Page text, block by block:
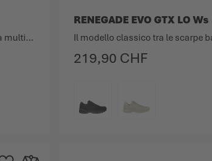
La nuova versione della leggendaria calzatura multifunzione con fodera in pelle.
219,90 CHF
RENEGADE EVO GTX LO Ws
COLORE